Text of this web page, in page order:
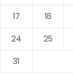
17
18
24
25
31